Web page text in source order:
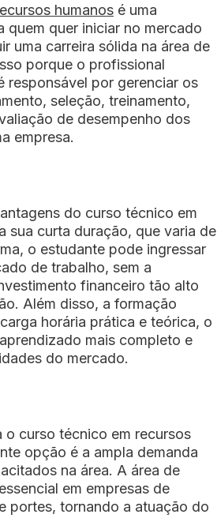
humanos é uma
quem quer iniciar no mercado
uma carreira sólida na área de
porque o profissional
responsável por gerenciar os
seleção, treinamento,
de desempenho dos
empresa.
do curso técnico em
sua curta duração, que varia de
o estudante pode ingressar
de trabalho, sem a
financeiro tão alto
Além disso, a formação
horária prática e teórica, o
mais completo e
do mercado.
curso técnico em recursos
opção é a ampla demanda
na área. A área de
em empresas de
portes, tornando a atuação do